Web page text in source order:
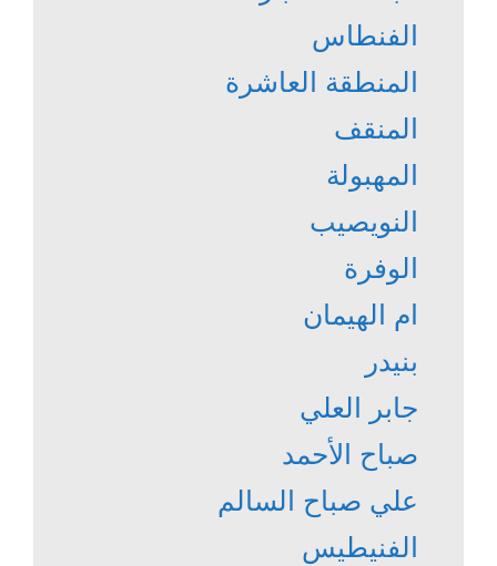
الفنطاس
المنطقة العاشرة
المنقف
المهبولة
النويصيب
الوفرة
ام الهيمان
بنيدر
جابر العلي
صباح الأحمد
علي صباح السالم
الفنيطيس